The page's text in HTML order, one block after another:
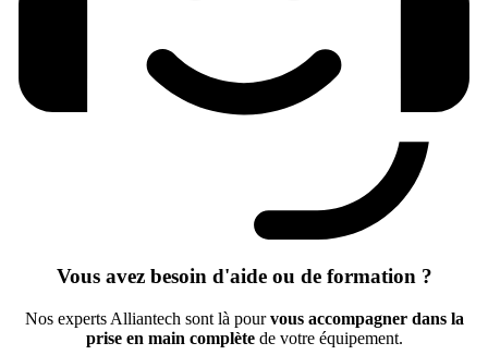
Vous avez besoin d'aide ou de formation ?
Nos experts Alliantech sont là pourvous accompagner dans la
prise en main complètede votre équipement.